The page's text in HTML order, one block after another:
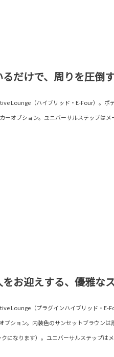
だけで、周りを圧倒
Lounge（ハイブリッド・E-Four）。ボ
ーオプション。ユニバーサルステップはメ
お迎えする、優雅な
Lounge（プラグインハイブリッド・E-
プション。内装色のサンセットブラウン
クになります）。ユニバーサルステップ